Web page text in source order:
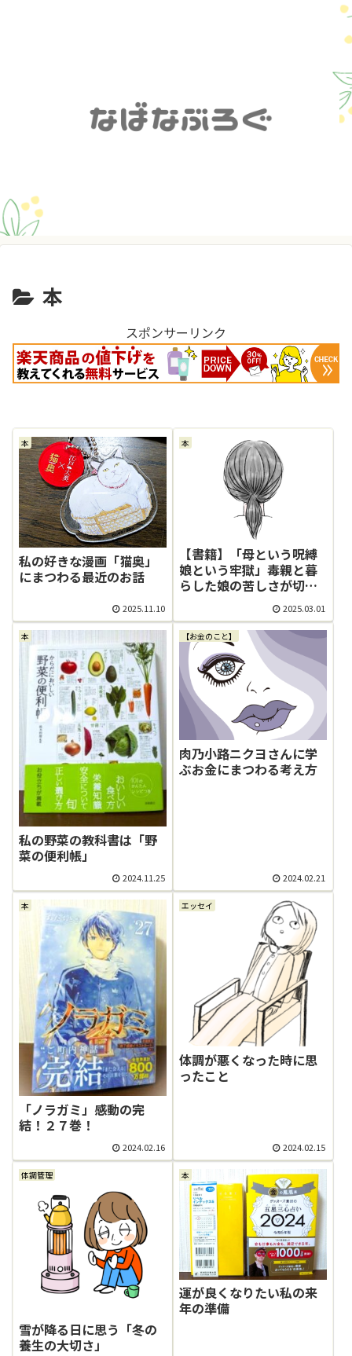
本
スポンサーリンク
本
私の好きな漫画「猫奥」
にまつわる最近のお話
2025.11.10
本
【書籍】「母という呪縛
娘という牢獄」毒親と暮
らした娘の苦しさが切な
2025.03.01
本
私の野菜の教科書は「野
菜の便利帳」
2024.11.25
【お金のこと】
肉乃小路ニクヨさんに学
ぶお金にまつわる考え方
2024.02.21
本
「ノラガミ」感動の完
結！２７巻！
2024.02.16
エッセイ
体調が悪くなった時に思
ったこと
2024.02.15
体調管理
雪が降る日に思う「冬の
養生の大切さ」
本
運が良くなりたい私の来
年の準備